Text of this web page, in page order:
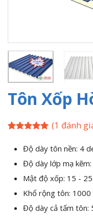
Tôn Xốp
dựa trên
đánh giá
(1 đánh
Độ dày tôn nền: 4
Độ dày lớp mạ
Mật độ xốp: 15 -
Khổ rộng tôn: 1000
Độ dày cả tấm tôn: